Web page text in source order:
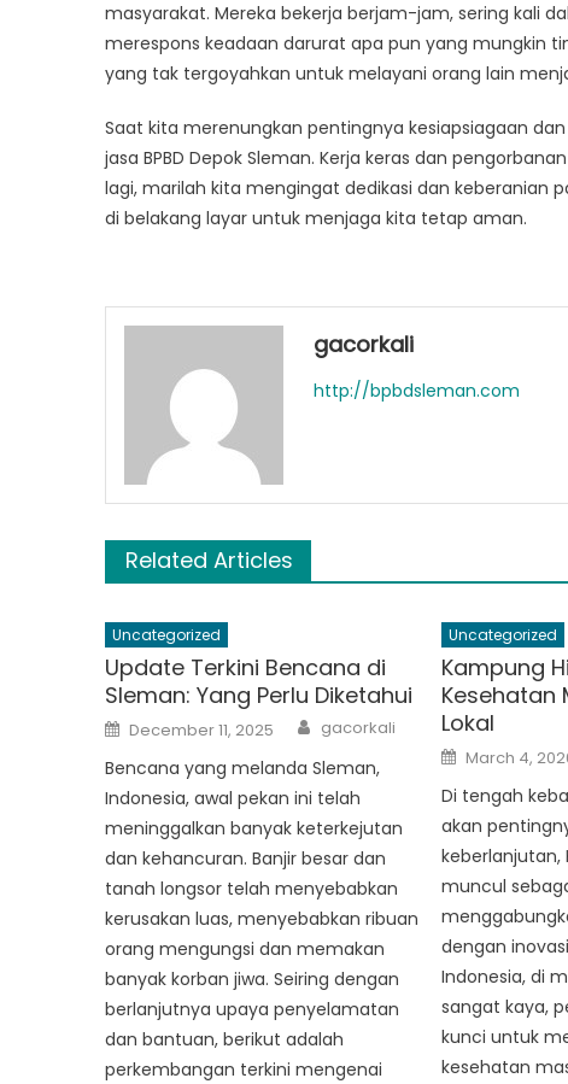
masyarakat. Mereka bekerja berjam-jam, sering kali
merespons keadaan darurat apa pun yang mungkin
yang tak tergoyahkan untuk melayani orang lain
Saat kita merenungkan pentingnya kesiapsiagaan
jasa BPBD Depok Sleman. Kerja keras dan
lagi, marilah kita mengingat dedikasi dan keberanian
di belakang layar untuk menjaga kita tetap aman.
gacorkali
http://bpbdsleman.com
Related Articles
Uncategorized
Update Terkini Bencana di
Sleman: Yang Perlu Diketahui
Posted
on
December 11, 2025 Author
gacorkali
Bencana yang melanda Sleman,
Indonesia, awal pekan ini telah
meninggalkan banyak keterkejutan
dan kehancuran. Banjir besar dan
tanah longsor telah menyebabkan
kerusakan luas, menyebabkan ribuan
orang mengungsi dan memakan
banyak korban jiwa. Seiring dengan
berlanjutnya upaya penyelamatan
dan bantuan, berikut adalah
perkembangan terkini mengenai
Uncategorized
Kampung
Kesehatan
Lokal
Posted
on
March 4,
Di tengah
akan
keberlanjutan,
muncul
dengan
Indonesia, di
sangat kaya,
kunci untuk
kesehatan